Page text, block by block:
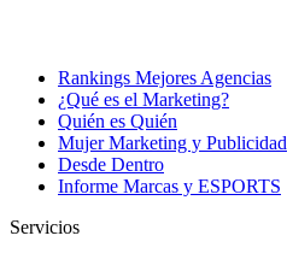
Rankings Mejores Agencias
¿Qué es el Marketing?
Quién es Quién
Mujer Marketing y Publicidad
Desde Dentro
Informe Marcas y ESPORTS
Servicios